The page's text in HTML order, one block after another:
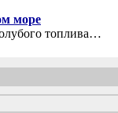
море
топлива…